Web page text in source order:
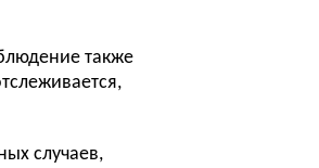
также
случаев,